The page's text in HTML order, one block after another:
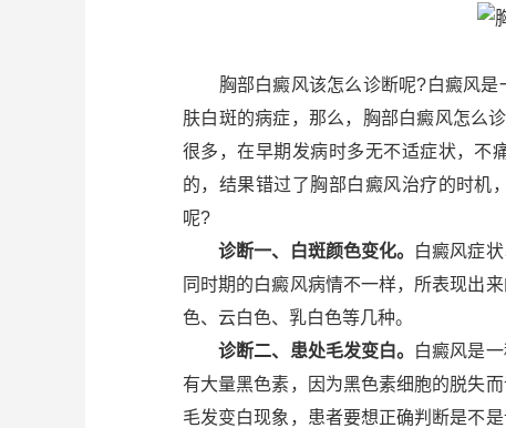
胸部白癜风该怎么诊断呢?白癜风是
肤白斑的病症，那么，胸部白癜风怎么
很多，在早期发病时多无不适症状，不
的，结果错过了胸部白癜风治疗的时机
呢?
诊断一、白斑颜色变化。
白癜风症
同时期的白癜风病情不一样，所表现出
色、云白色、乳白色等几种。
诊断二、患处毛发变白。
白癜风是
有大量黑色素，因为黑色素细胞的脱失
毛发变白现象，患者要想正确判断是不